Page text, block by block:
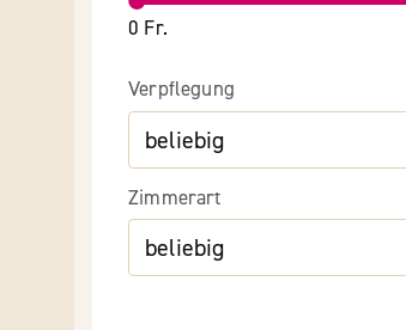
0 Fr.
Verpflegung
Zimmerart